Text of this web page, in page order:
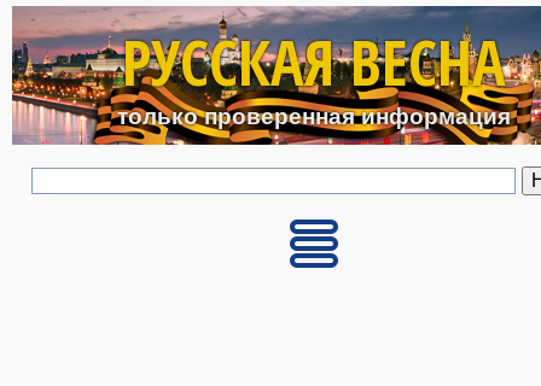
Перейти к основному
РУССКАЯ ВЕСНА
только проверенная информация